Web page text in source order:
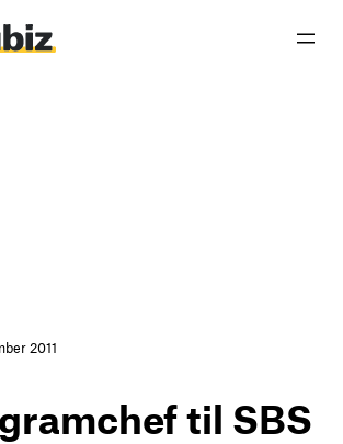
2011
til SBS